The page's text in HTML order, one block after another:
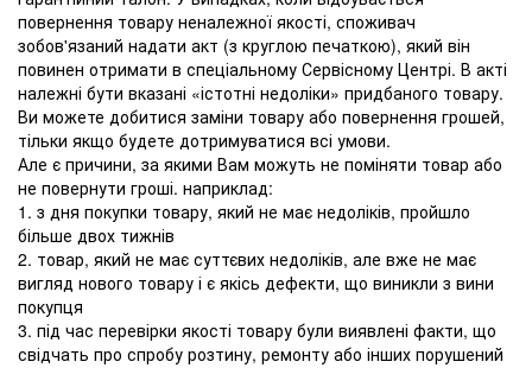
повернення товару неналежної якості, споживач
зобов'язаний надати акт (з круглою печаткою), який він
повинен отримати в спеціальному Сервісному Центрі. В акті
належні бути вказані «істотні недоліки» придбаного товару.
Ви можете добитися заміни товару або повернення грошей,
тільки якщо будете дотримуватися всі умови.
Але є причини, за якими Вам можуть не поміняти товар або
не повернути гроші. наприклад:
1. з дня покупки товару, який не має недоліків, пройшло
більше двох тижнів
2. товар, який не має суттєвих недоліків, але вже не має
вигляд нового товару і є якісь дефекти, що виникли з вини
покупця
3. під час перевірки якості товару були виявлені факти, що
свідчать про спробу розтину, ремонту або інших порушений